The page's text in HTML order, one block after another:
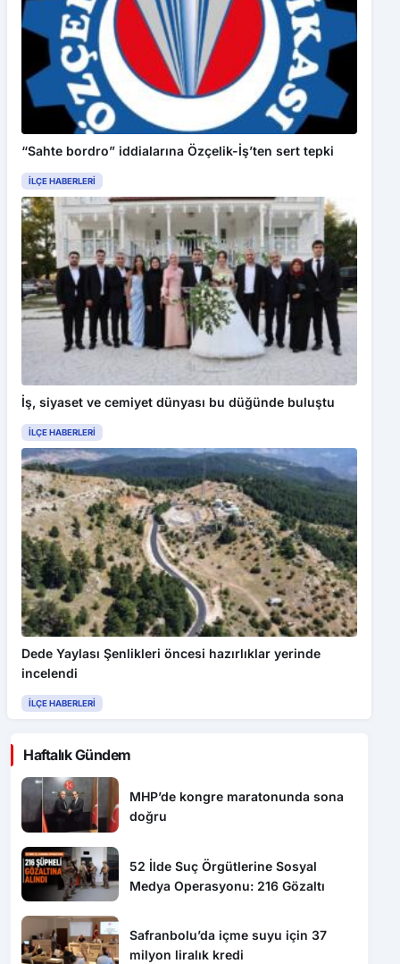
“Sahte bordro” iddialarına Özçelik-İş’ten sert tepki
İLÇE HABERLERI
İş, siyaset ve cemiyet dünyası bu düğünde buluştu
İLÇE HABERLERI
Dede Yaylası Şenlikleri öncesi hazırlıklar yerinde
incelendi
İLÇE HABERLERI
Haftalık Gündem
MHP’de kongre maratonunda sona
doğru
52 İlde Suç Örgütlerine Sosyal
Medya Operasyonu: 216 Gözaltı
Safranbolu’da içme suyu için 37
milyon liralık kredi